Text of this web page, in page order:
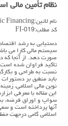
نظام تأمین مالی
نام لاتین:Islamic Financing
کد مطلب:FI-019
دستیابی به رشد
سیستم مالی کارا می
صورت دهد. از آنجا که
تاکید فراوان شده
نسبت به طراحی و
باید منطبق بر دستورات
نوین مالی اسلامی،
این مقاله با معرفی
سواپ و اوراق قرضه، به
آنها پرداخته است و سعی
اسلامی گامی درجهت